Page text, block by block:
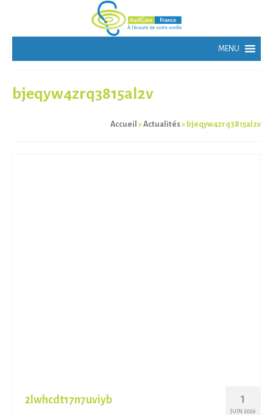
bjeqyw4zrq3815al2v
Accueil »Actualités» bjeqyw4zrq3815al2v
1
JUIN 2026
2lwhcdt17n7uviyb